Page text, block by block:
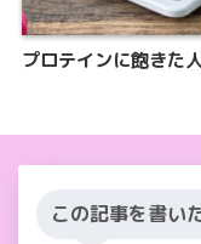
プロテインに飽きた
この記事を書い